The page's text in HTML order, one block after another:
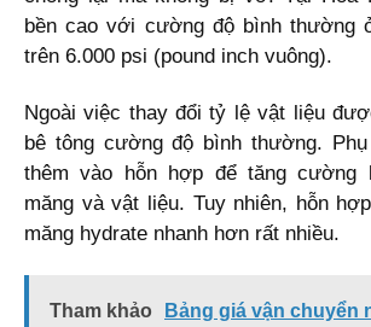
bền cao với cường độ bình thường
trên 6.000 psi (pound inch vuông).
Ngoài việc thay đổi tỷ lệ vật liệu
bê tông cường độ bình thường.
thêm vào hỗn hợp để tăng cường
măng và vật liệu. Tuy nhiên, hỗn
măng hydrate nhanh hơn rất nhiều.
Tham khảo Bảng giá vận chuyển